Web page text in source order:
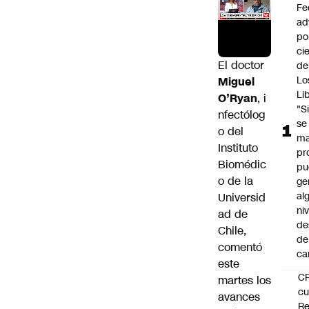
El doctor
Miguel
O’Ryan, i
nfectólog
o del
Instituto
Biomédic
o de la
Universid
ad de
Chile,
comentó
este
martes los
avances
se
de